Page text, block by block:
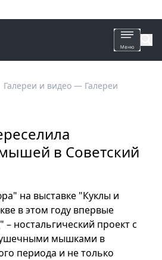
Галереи и видео — Галереи
в Советский
на выставке "Куклы и
в этом году впервые
ностальгический проект с
мышками в
периода и не только